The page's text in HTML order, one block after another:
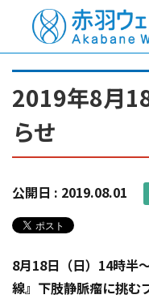
2019年8月
らせ
公開日 : 2019.08.01
8月18日（日）14時半
線』下肢静脈瘤に挑む